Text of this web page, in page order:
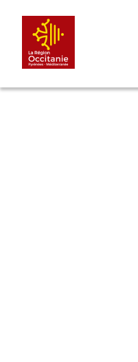
contenu
principal